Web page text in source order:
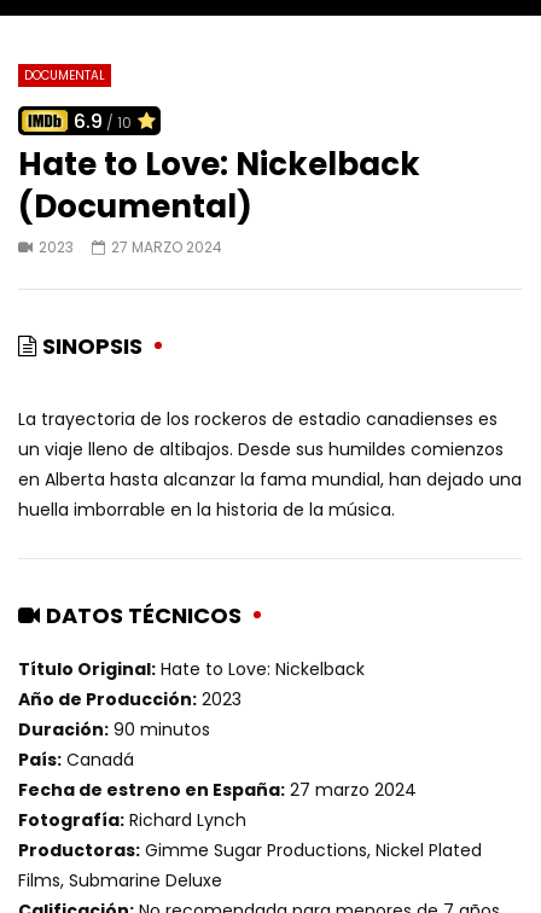
DOCUMENTAL
6.9 / 10
Hate to Love: Nickelback
(Documental)
2023 27 MARZO 2024
SINOPSIS
La trayectoria de los rockeros de estadio canadienses es
un viaje lleno de altibajos. Desde sus humildes comienzos
en Alberta hasta alcanzar la fama mundial, han dejado una
huella imborrable en la historia de la música.
DATOS TÉCNICOS
Título Original: Hate to Love: Nickelback
Año de Producción: 2023
Duración: 90 minutos
País: Canadá
Fecha de estreno en España: 27 marzo 2024
Fotografía: Richard Lynch
Productoras: Gimme Sugar Productions, Nickel Plated
Films, Submarine Deluxe